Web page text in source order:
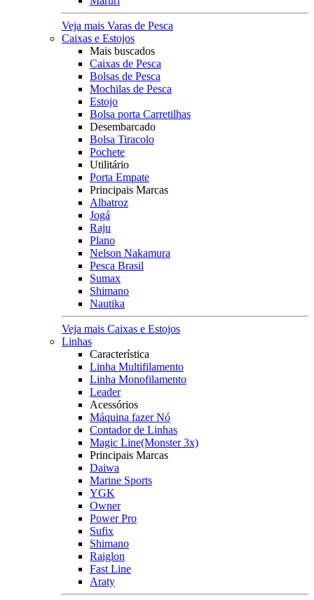
Veja mais Varas de Pesca
Caixas e Estojos
Mais buscados
Caixas de Pesca
Bolsas de Pesca
Mochilas de Pesca
Estojo
Bolsa porta Carretilhas
Desembarcado
Bolsa Tiracolo
Pochete
Utilitário
Porta Empate
Principais Marcas
Albatroz
Jogá
Raju
Plano
Nelson Nakamura
Pesca Brasil
Sumax
Shimano
Nautika
Veja mais Caixas e Estojos
Linhas
Característica
Linha Multifilamento
Linha Monofilamento
Leader
Acessórios
Máquina fazer Nó
Contador de Linhas
Magic Line(Monster 3x)
Principais Marcas
Daiwa
Marine Sports
YGK
Owner
Power Pro
Sufix
Shimano
Raiglon
Fast Line
Araty